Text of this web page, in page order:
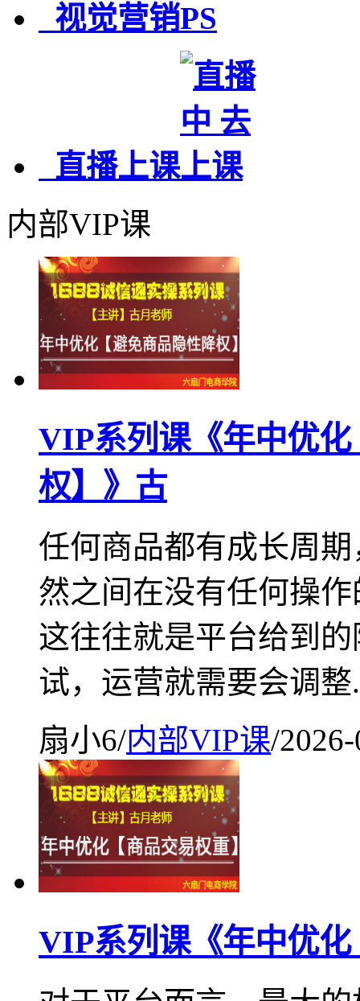
视觉营销PS
直播上课
内部VIP课
VIP系列课《年中优
权】》古
任何商品都有成长周
然之间在没有任何操
这往往就是平台给到
试，运营就需要会调整
扇小6/内部VIP课/
VIP系列课《年中优